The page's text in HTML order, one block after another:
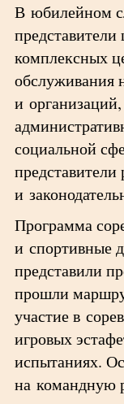
В юбилейном
комплексных
обслуживания
и
социальной
представители
и
Программа
и спортивные
представили
прошли
участие в
игровых
испытаниях.
на командную